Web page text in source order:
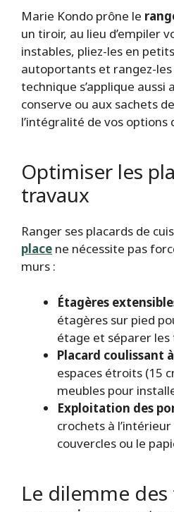
Marie Kondo prône le
un tiroir, au lieu d’empiler
instables, pliez-les en
autoportants et rangez-
technique s’applique aussi
conserve ou aux sachets
l’intégralité de vos options
Optimiser les
travaux
Ranger ses placards de
place ne nécessite pas
murs :
Étagères
étagères sur pied
étage et séparer les
Placard coulissant
espaces étroits (15
meubles pour
Exploitation des
crochets à
couvercles ou le
Le dilemme